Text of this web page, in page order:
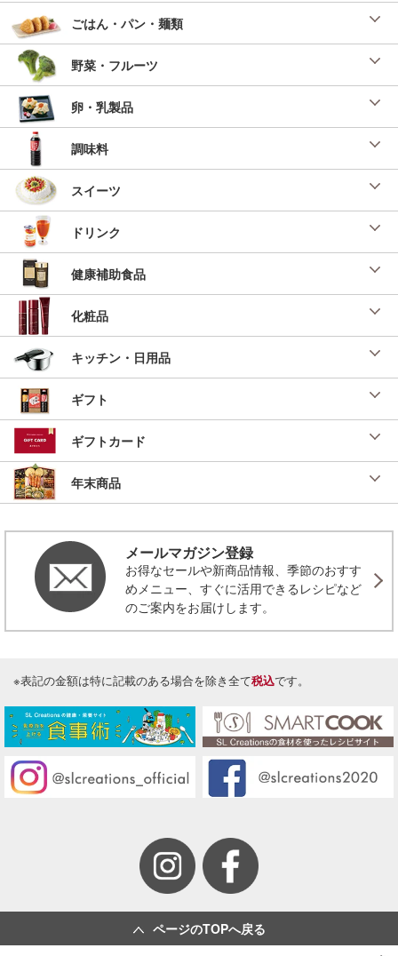
ごはん・パン・麺類
野菜・フルーツ
卵・乳製品
調味料
スイーツ
ドリンク
健康補助食品
化粧品
キッチン・日用品
ギフト
ギフトカード
年末商品
メールマガジン登録
お得なセールや新商品情報、季節のおすす
めメニュー、すぐに活用できるレシピなど
のご案内をお届けします。
※表記の金額は特に記載のある場合を除き全て税込です。
ページのTOPへ戻る